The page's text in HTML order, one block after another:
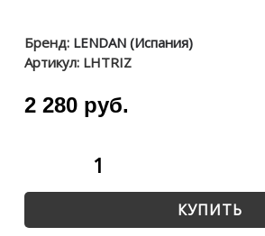
Бренд: LENDAN (Испания)
Артикул: LHTRIZ
2 280 руб.
КУПИТЬ